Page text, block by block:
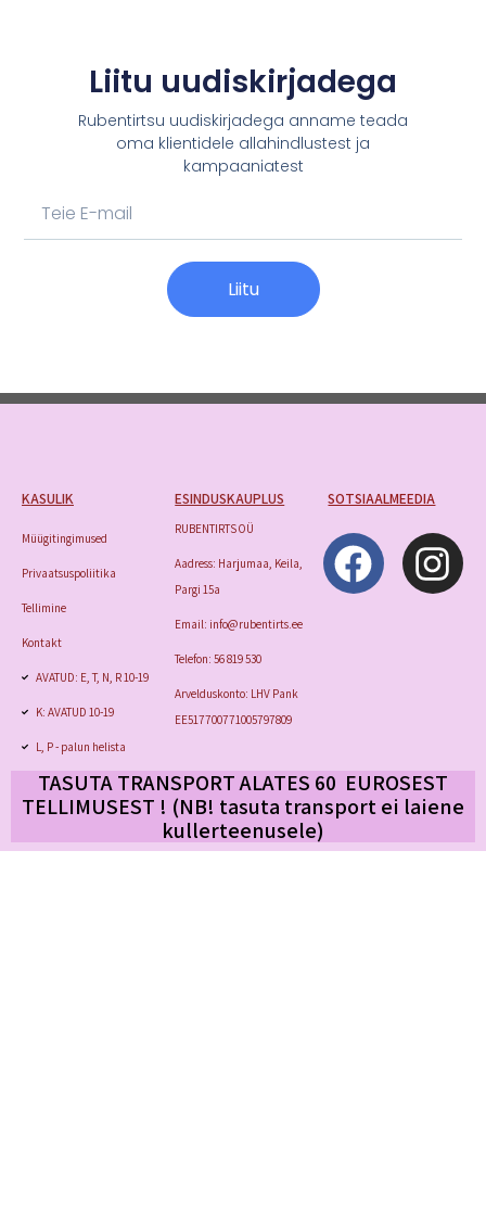
Liitu uudiskirjadega
Rubentirtsu uudiskirjadega anname teada
oma klientidele allahindlustest ja
kampaaniatest
Liitu
KASULIK
Müügitingimused
Privaatsuspoliitika
Tellimine
Kontakt
AVATUD: E, T, N, R 10-19
K: AVATUD 10-19
L, P - palun helista
ESINDUSKAUPLUS
RUBENTIRTS OÜ
Aadress: Harjumaa, Keila,
Pargi 15a
Email: info@rubentirts.ee
Telefon: 56 819 530
Arvelduskonto: LHV Pank
EE517700771005797809
SOTSIAALMEEDIA
TASUTA TRANSPORT ALATES 60 EUROSEST
TELLIMUSEST ! (NB! tasuta transportei laiene
kullerteenusele)